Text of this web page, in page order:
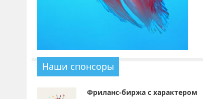
Наши спонсоры
Фриланс-биржа с характером